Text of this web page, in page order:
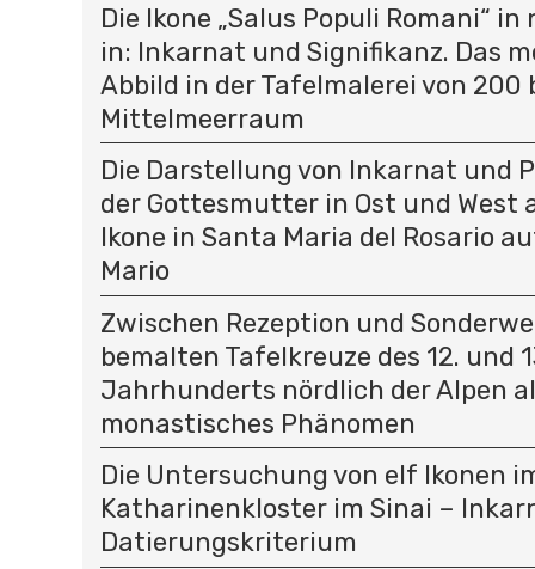
Die Ikone „Salus Populi Romani“
in: Inkarnat und Signifikanz. Das
Abbild in der Tafelmalerei von 200
Mittelmeerraum
Die Darstellung von Inkarnat und
der Gottesmutter in Ost und West
Ikone in Santa Maria del Rosario
Mario
Zwischen Rezeption und
bemalten Tafelkreuze des 12. und
Jahrhunderts nördlich der Alpen
monastisches Phänomen
Die Untersuchung von elf Ikonen
Katharinenkloster im Sinai –
Datierungskriterium